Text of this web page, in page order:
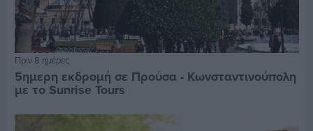
Πριν 8 ημέρες
5ημερη εκδρομή σε Προύσα - Κωνσταντινούπολη
με το Sunrise Tours